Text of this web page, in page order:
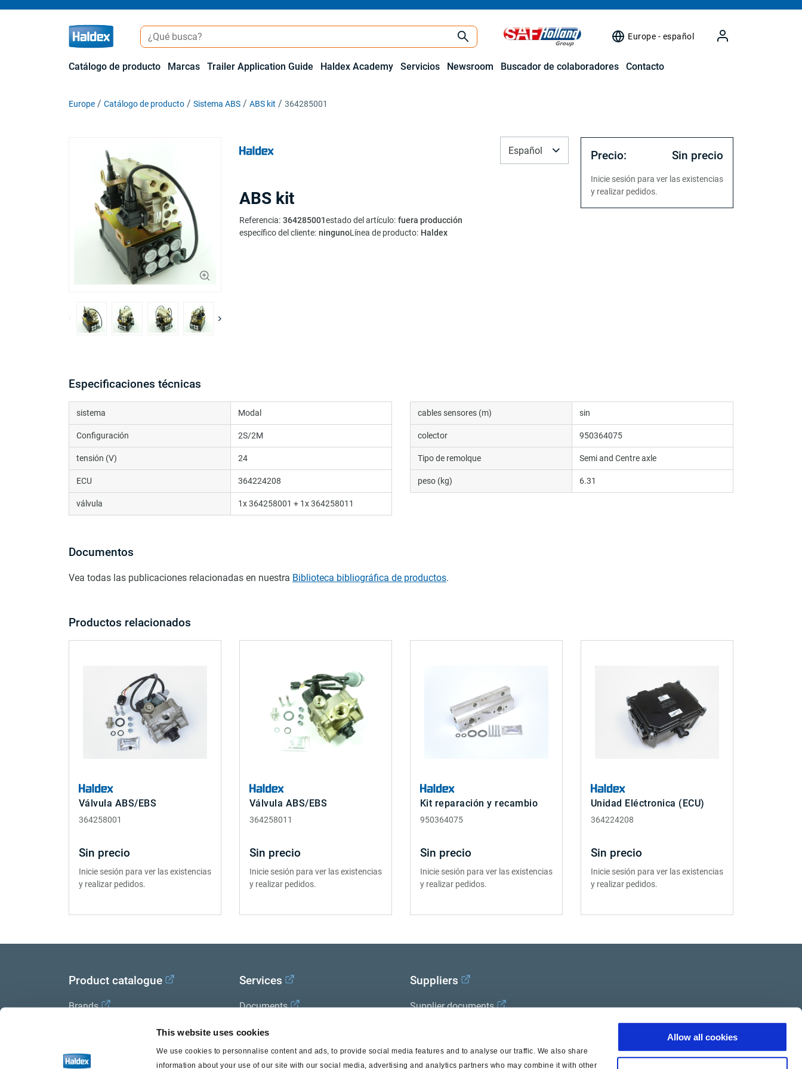
This website uses cookies
We use cookies to personnalise content and ads, to provide social media features and to analyse our traffic. We also share
information about your use of our site with our social media, advertising and analytics partners who may combine it with other
Allow all cookies
Europe - español
Catálogo de producto Marcas Trailer Application Guide Haldex Academy Servicios Newsroom Buscador de colaboradores Contacto
Europe Catálogo de producto Sistema ABS ABS kit 364285001
ABS kit
Referencia: 364285001estado del artículo: fuera producción
específico del cliente: ningunoLínea de producto: Haldex
Español Precio: Sin precio
Inicie sesión para ver las existencias
y realizar pedidos.
Especificaciones técnicas
sistema Modal
Configuración 2S/2M
tensión (V) 24
ECU 364224208
válvula 1x 364258001 + 1x 364258011
cables sensores (m) sin
colector 950364075
Tipo de remolque Semi and Centre axle
peso (kg) 6.31
Documentos
Vea todas las publicaciones relacionadas en nuestra Biblioteca bibliográfica de productos.
Productos relacionados
Válvula ABS/EBS
364258001
Sin precio
Inicie sesión para ver las existencias
y realizar pedidos.
Válvula ABS/EBS
364258011
Sin precio
Inicie sesión para ver las existencias
y realizar pedidos.
Kit reparación y recambio
950364075
Sin precio
Inicie sesión para ver las existencias
y realizar pedidos.
Unidad Eléctronica (ECU)
364224208
Sin precio
Inicie sesión para ver las existencias
y realizar pedidos.
Product catalogue
Brands
Trailer Application Guide
General terms and conditions of
Services
Documents
Haldex Academy
Suppliers
Supplier documents